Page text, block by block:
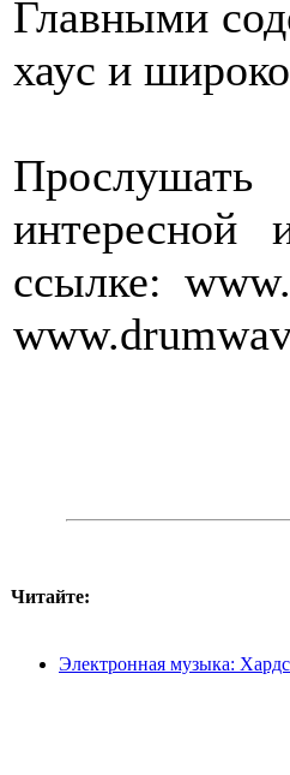
Главными
хаус и
интересной
ссылке:
Читайте:
Электронная музыка: